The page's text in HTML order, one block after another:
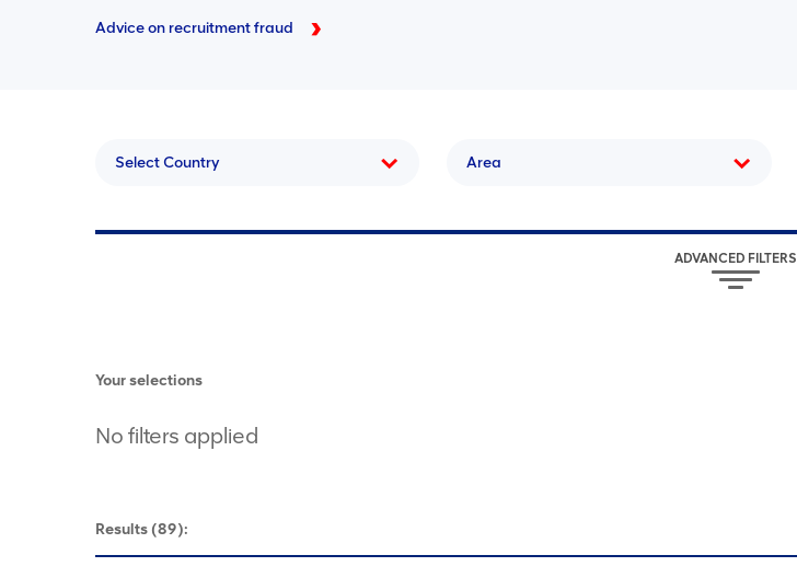
Advice on recruitment fraud
Select Country Area
ADVANCED FILTERS
Your selections
No filters applied
Results (89):